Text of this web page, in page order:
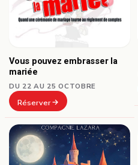
Vous pouvez embrasser la
mariée
DU 22 AU 25 OCTOBRE
Réserver